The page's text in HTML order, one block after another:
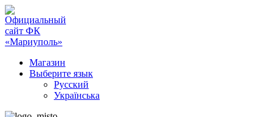
Магазин
Выберите язык
Русский
Українська